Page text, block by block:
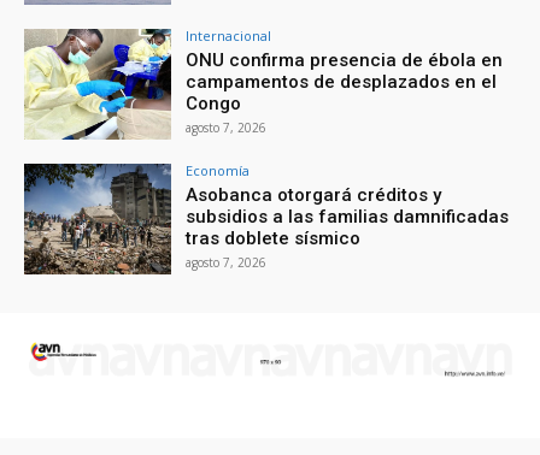
Internacional
ONU confirma presencia de ébola en
campamentos de desplazados en el
Congo
agosto 7, 2026
Economía
Asobanca otorgará créditos y
subsidios a las familias damnificadas
tras doblete sísmico
agosto 7, 2026